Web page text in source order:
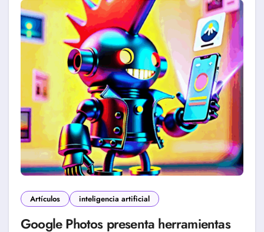
Artículos inteligencia artificial
Google Photos presenta herramientas